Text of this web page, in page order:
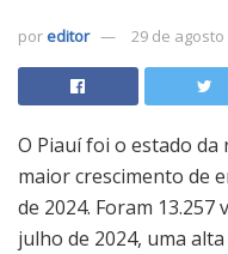
por editor 29 de agosto
O Piauí foi o estado
maior crescimento de
de 2024. Foram
julho de 2024, uma